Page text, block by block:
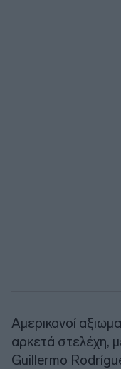
Αμερικανοί
αρκετά στελέχη,
Guillermo